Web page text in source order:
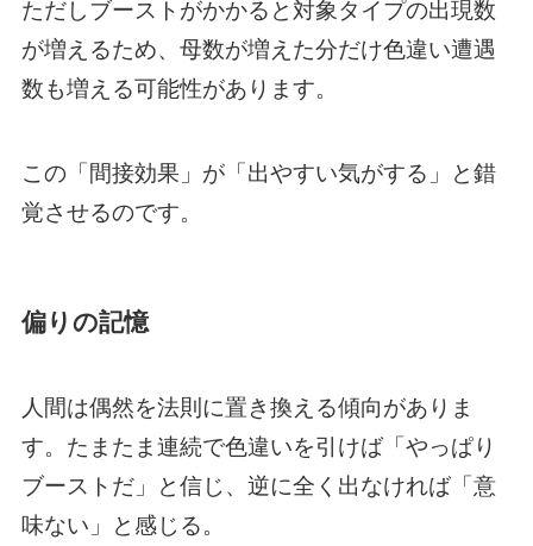
ただしブーストがかかると対象タイプの出現数
が増えるため、母数が増えた分だけ色違い遭遇
数も増える可能性があります。
この「間接効果」が「出やすい気がする」と錯
覚させるのです。
偏りの記憶
人間は偶然を法則に置き換える傾向がありま
す。たまたま連続で色違いを引けば「やっぱり
ブーストだ」と信じ、逆に全く出なければ「意
味ない」と感じる。